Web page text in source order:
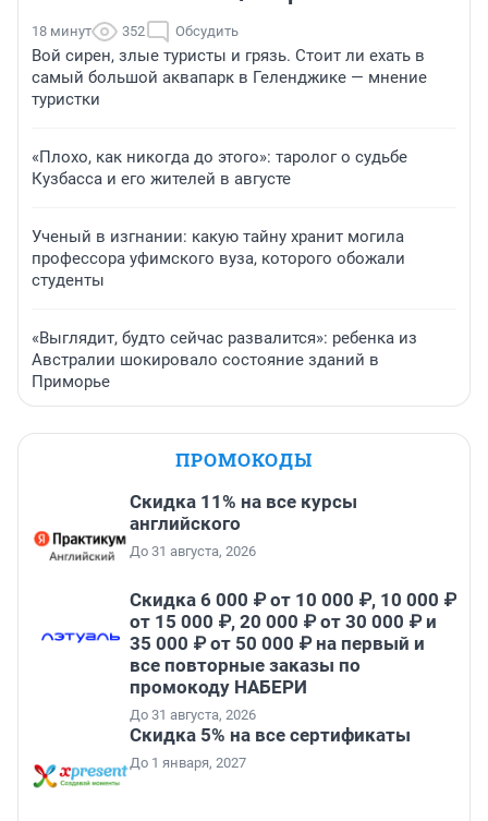
18 минут 352 Обсудить
Вой сирен, злые туристы и грязь. Стоит ли ехать в
самый большой аквапарк в Геленджике — мнение
туристки
«Плохо, как никогда до этого»: таролог о судьбе
Кузбасса и его жителей в августе
Ученый в изгнании: какую тайну хранит могила
профессора уфимского вуза, которого обожали
студенты
«Выглядит, будто сейчас развалится»: ребенка из
Австралии шокировало состояние зданий в
Приморье
ПРОМОКОДЫ
Скидка 11% на все курсы
английского
До 31 августа, 2026
Скидка 6 000 ₽ от 10 000 ₽, 10 000 ₽
от 15 000 ₽, 20 000 ₽ от 30 000 ₽ и
35 000 ₽ от 50 000 ₽ на первый и
все повторные заказы по
промокоду НАБЕРИ
До 31 августа, 2026
Скидка 5% на все сертификаты
До 1 января, 2027